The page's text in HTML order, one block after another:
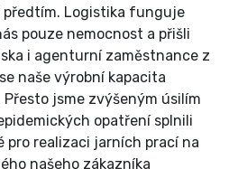
předtím. Logistika funguje
pouze nemocnost a přišli
i agenturní zaměstnance z
naše výrobní kapacita
jsme zvýšeným úsilím
opatření splnili
pro realizaci jarních prací na
našeho zákazníka